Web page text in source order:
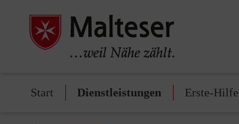
Start Dienstleistungen Erste-